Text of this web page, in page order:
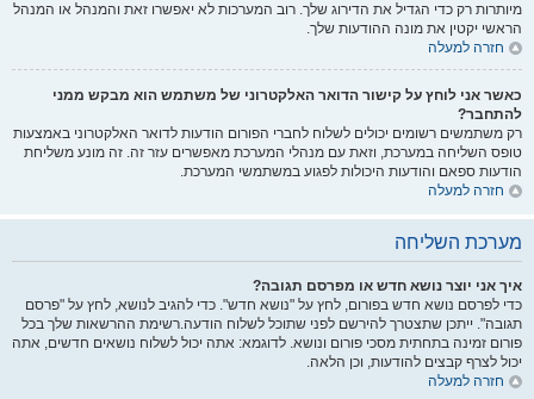
מיותרות רק כדי הגדיל את הדירוג שלך. רוב המערכות לא יאפשרו זאת והמנהל או המנהל
הראשי יקטין את מונה ההודעות שלך.
חזרה למעלה
כאשר אני לוחץ על קישור הדואר האלקטרוני של משתמש הוא מבקש ממני
להתחבר?
רק משתמשים רשומים יכולים לשלוח לחברי הפורום הודעות לדואר האלקטרוני באמצעות
טופס השליחה במערכת, וזאת עם מנהלי המערכת מאפשרים עזר זה. זה מונע משליחת
הודעות ספאם והודעות היכולות לפגוע במשתמשי המערכת.
חזרה למעלה
מערכת השליחה
איך אני יוצר נושא חדש או מפרסם תגובה?
כדי לפרסם נושא חדש בפורום, לחץ על "נושא חדש". כדי להגיב לנושא, לחץ על "פרסם
תגובה". ייתכן שתצטרך להירשם לפני שתוכל לשלוח הודעה.רשימת ההרשאות שלך בכל
פורום זמינה בתחתית מסכי פורום ונושא. לדוגמא: אתה יכול לשלוח נושאים חדשים, אתה
יכול לצרף קבצים להודעות, וכן הלאה.
חזרה למעלה